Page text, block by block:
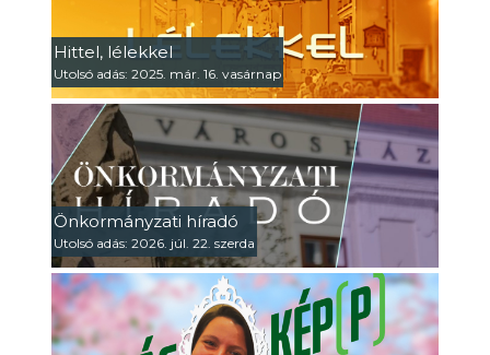
Hittel, lélekkel
Utolsó adás: 2025. már. 16. vasárnap
Önkormányzati híradó
Utolsó adás: 2026. júl. 22. szerda